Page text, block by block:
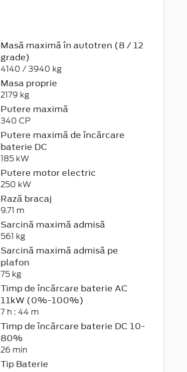
Masă maximă în autotren (8 / 12
grade)
4140 / 3940 kg
Masa proprie
2179 kg
Putere maximă
340 CP
Putere maximă de încărcare
baterie DC
185 kW
Putere motor electric
250 kW
Rază bracaj
9.71 m
Sarcină maximă admisă
561 kg
Sarcină maximă admisă pe
plafon
75 kg
Timp de încărcare baterie AC
11kW (0%-100%)
7 h : 44 m
Timp de încărcare baterie DC 10-
80%
26 min
Tip Baterie